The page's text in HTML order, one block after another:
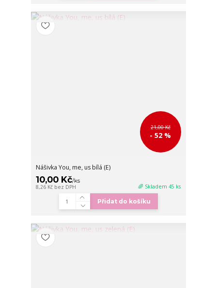
21,00 Kč
- 52 %
Nášivka You, me, us bílá (E)
10,00 Kč/ks
8,26 Kč bez DPH 🌈 Skladem 45 ks
Přidat do košíku